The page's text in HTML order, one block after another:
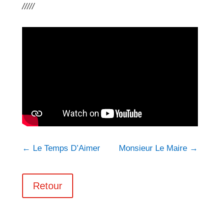
/////
← Le Temps D’Aimer Monsieur Le Maire →
Retour